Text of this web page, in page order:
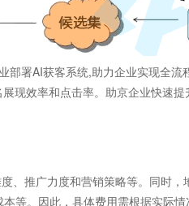
署AI获客系统,助力企业实现全
现效率和点击率。助京企业快速提
、推广力度和营销策略等。同时
等。因此，具体费用需根据实际情